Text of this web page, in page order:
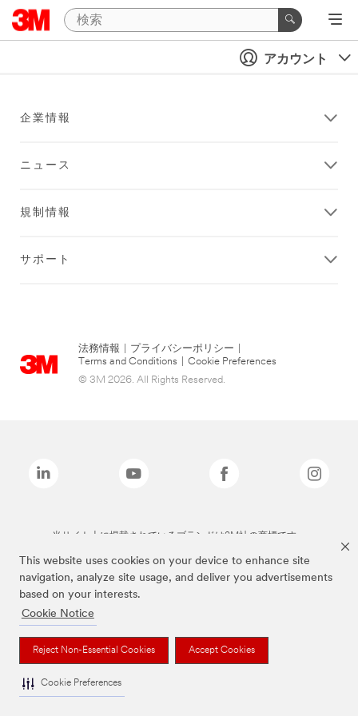
This website uses cookies on your device to enhance site
navigation, analyze site usage, and deliver you advertisements
based on your interests.
Cookie Notice
Reject Non-Essential Cookies Accept Cookies
Cookie Preferences
アカウント
企業情報
ニュース
規制情報
サポート
法務情報 プライバシーポリシー
Terms and Conditions
Cookie Preferences
© 3M 2026. All Rights Reserved.
当サイト上に掲載されているブランドは3M社の商標です。